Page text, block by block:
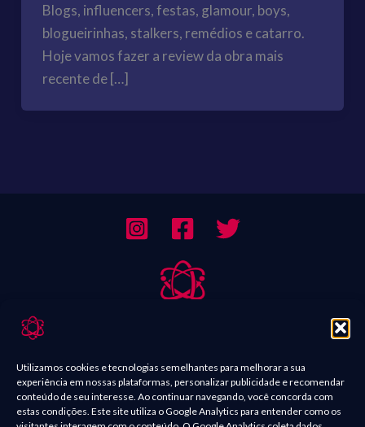
Utilizamos cookies e tecnologias semelhantes para melhorar a sua
experiência em nossas plataformas, personalizar publicidade e recomendar
conteúdo de seu interesse. Ao continuar navegando, você concorda com
estas condições. Este site utiliza o Google Analytics para entender como os
Blogs, influencers, festas, glamour, boys,
blogueirinhas, stalkers, remédios e catarro.
Hoje vamos fazer a review da obra mais
recente de […]
Contato
Política de Comentários
Política de Privacidade